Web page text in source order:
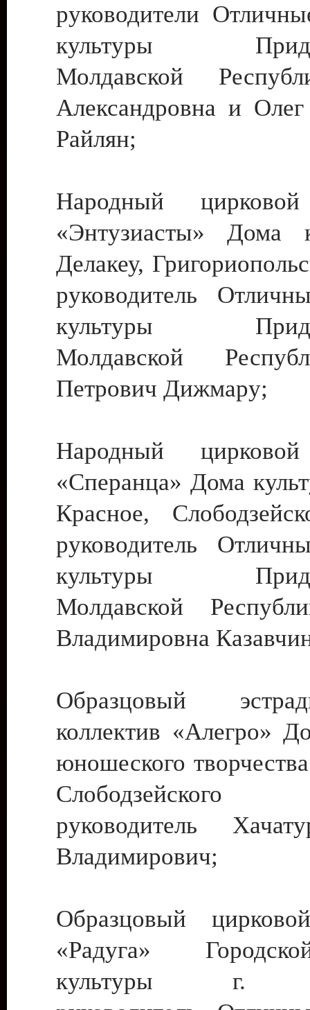
руководители
культуры
Молдавской
Александровна и
Райлян;
Народный цирковой
«Энтузиасты» Дома
Делакеу,
руководитель
культуры
Молдавской
Петрович Дижмару;
Народный цирковой
«Сперанца» Дома
Красное,
руководитель
культуры
Молдавской
Владимировна
Образцовый
коллектив «Алегро»
юношеского
руководитель
Владимирович;
Образцовый
«Радуга»
культуры г.